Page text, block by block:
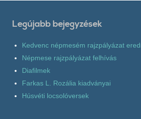
Legújabb bejegyzések
Kedvenc népmesém rajzpályázat
Népmese rajzpályázat felhívás
Diafilmek
Farkas L. Rozália kiadványai
Húsvéti locsolóversek